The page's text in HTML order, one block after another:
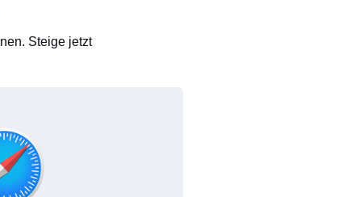
Steige jetzt